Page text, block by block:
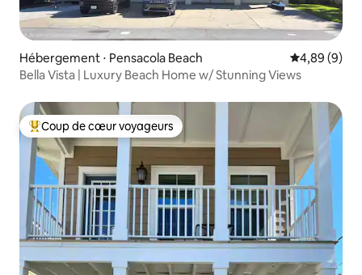
Hébergement ⋅ Pensacola Beach Évaluation
4,89 (9)
Bella Vista | Luxury Beach Home w/ Stunning Views
Coups de cœur voyageurs les plus appréciés
Coup de cœur voyageurs